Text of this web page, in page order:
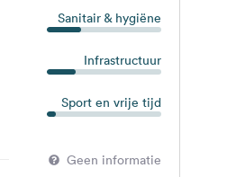
Sanitair & hygiëne
Infrastructuur
Sport en vrije tijd
Geen informatie